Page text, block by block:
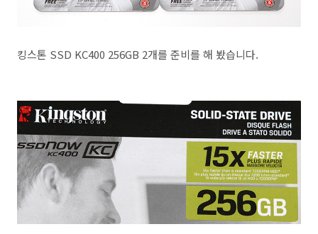
킹스톤 SSD KC400 256GB 2개를 준비를 해 봤습니다.